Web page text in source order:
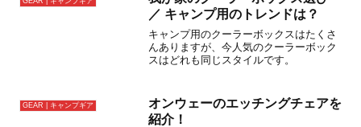
／ キャンプ用のトレンドは？
キャンプ用のクーラーボックスはたくさ
んありますが、今人気のクーラーボック
スはどれも同じスタイルです。
GEAR | キャンプギア
オンウェーのエッチングチェアを
紹介！